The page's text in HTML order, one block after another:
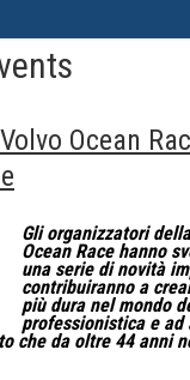
Ocean
Gli organizzatori
Ocean Race hanno
una serie di novità
contribuiranno a
più dura nel mondo
professionistica e ad
che da oltre 44 anni